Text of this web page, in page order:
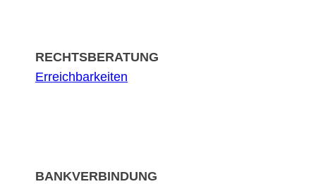
RECHTSBERATUNG
Erreichbarkeiten
BANKVERBINDUNG